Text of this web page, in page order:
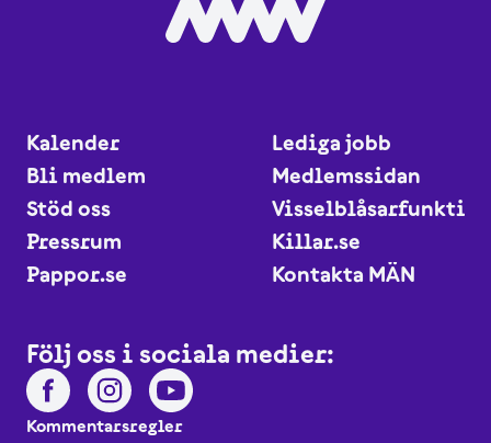
Kalender
Lediga jobb
Bli medlem
Medlemssidan
Stöd oss
Visselblåsarfunktion
Pressrum
Killar.se
Pappor.se
Kontakta MÄN
Följ oss i sociala medier:
Kommentarsregler